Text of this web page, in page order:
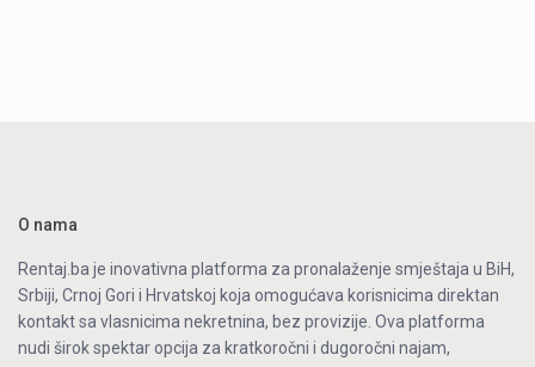
O nama
Rentaj.ba je inovativna platforma za pronalaženje smještaja u BiH,
Srbiji, Crnoj Gori i Hrvatskoj koja omogućava korisnicima direktan
kontakt sa vlasnicima nekretnina, bez provizije. Ova platforma
nudi širok spektar opcija za kratkoročni i dugoročni najam,